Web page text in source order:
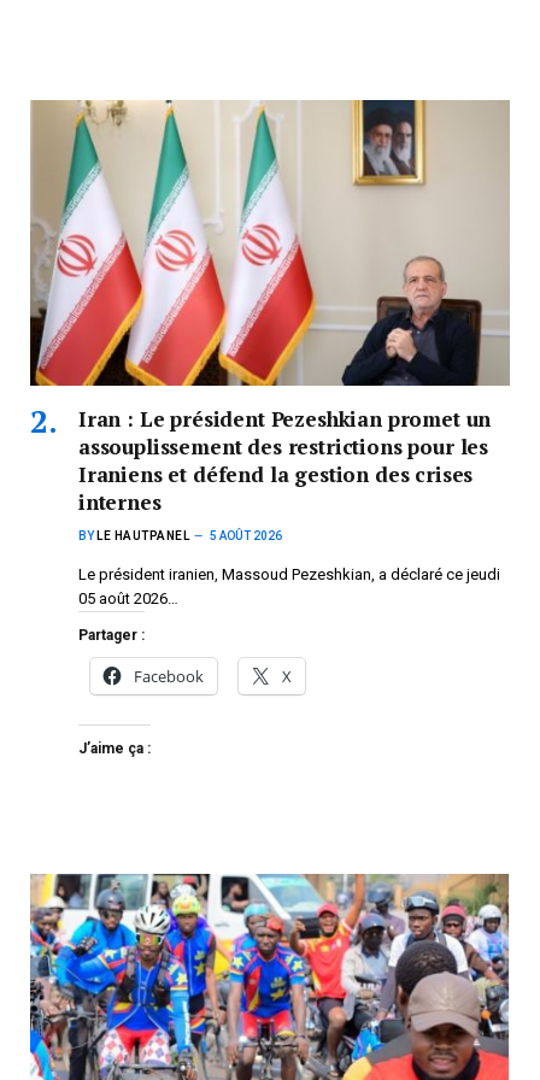
Iran : Le président Pezeshkian promet un
assouplissement des restrictions pour les
Iraniens et défend la gestion des crises
internes
BY LE HAUTPANEL 5 AOÛT 2026
Le président iranien, Massoud Pezeshkian, a déclaré ce jeudi
05 août 2026…
Partager :
Facebook X
J’aime ça :